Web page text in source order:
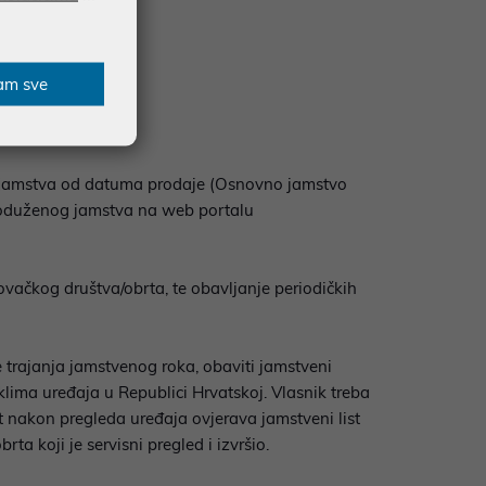
od datuma prodaje (Osnovno jamstvo
jamstva na web portalu
društva/obrta, te obavljanje periodičkih
jamstvenog roka, obaviti jamstveni
uređaja u Republici Hrvatskoj. Vlasnik treba
pregleda uređaja ovjerava jamstveni list
koji je servisni pregled i izvršio.
sve